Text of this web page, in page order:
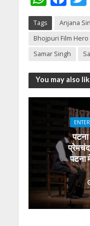
h
at
s
A
p
p
ac
e
b
o
o
k
Tags Anjana
Bhojpuri Film Hero
Samar Singh
You may also
प्रेमचंद
पटना